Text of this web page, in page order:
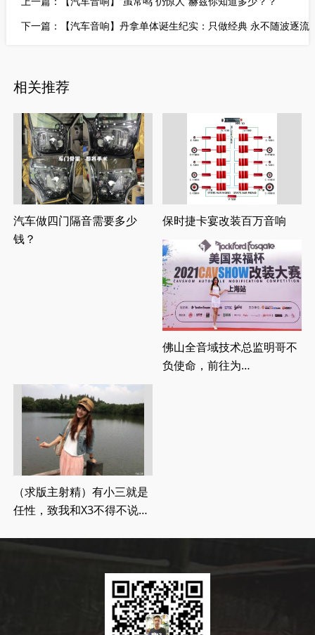
下一篇：
【汽车音响】丹拿单体诞生纪实：只做经典 永不随波逐流
相关推荐
汽车做四门隔音需要多少
钱？
保时捷卡宴改装百万音响
佛山全音域技术总监明哥不
负使命，前往为
（求版主射精）有小三就是
任性，致我和X3不得不说的